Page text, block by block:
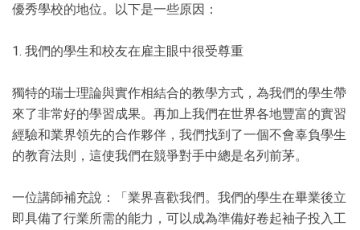
優秀學校的地位。以下是一些原因：
1. 我們的學生和校友在雇主眼中很受尊重
獨特的瑞士理論與實作相結合的教學方式，為我們的學生帶
來了非常好的學習成果。再加上我們在世界各地豐富的實習
經驗和業界領先的合作夥伴，我們找到了一個不會辜負學生
的教育法則，這使我們在競爭對手中總是名列前茅。
一位講師補充說：「業界喜歡我們。我們的學生在畢業後立
即具備了行業所需的能力，可以成為準備好卷起袖子投入工